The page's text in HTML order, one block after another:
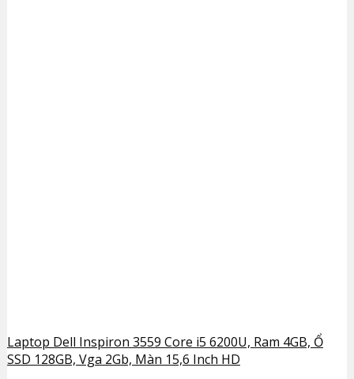
Laptop Dell Inspiron 3559 Core i5 6200U, Ram 4GB, Ổ
SSD 128GB, Vga 2Gb, Màn 15,6 Inch HD